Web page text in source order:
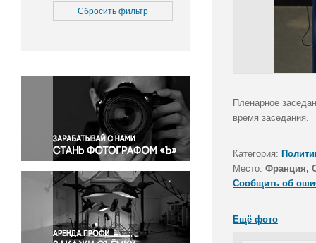
Медицина
Окружающая среда
Политика
Правосудие
Происшествия и конфликты
Религия
Светская жизнь
Спорт
Экология
Экономика и бизнес
Сбросить фильтр
Пленарное
время заседания.
Категория:
Место: Франция,
Сообщить об
Ещё фото